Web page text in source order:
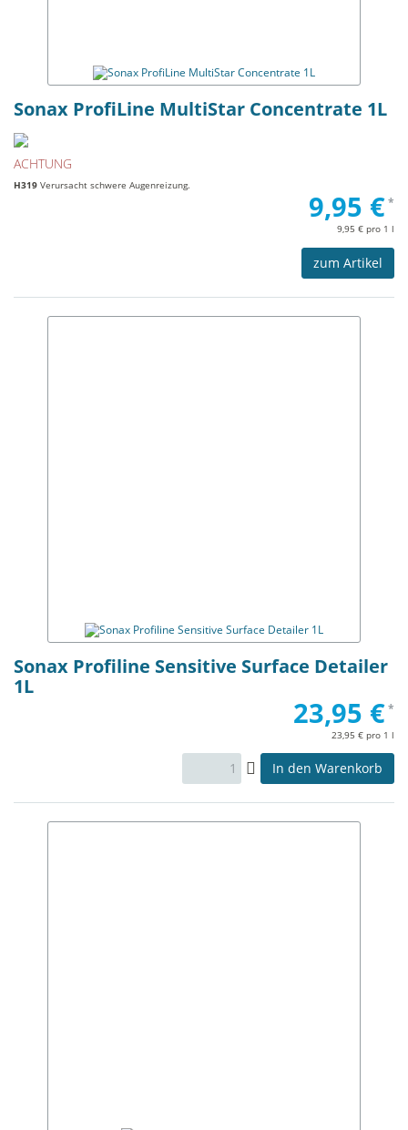
Sonax ProfiLine MultiStar Concentrate 1L
ACHTUNG
H319 Verursacht schwere Augenreizung.
9,95 €*
9,95 € pro 1 l
zum Artikel
Sonax Profiline Sensitive Surface Detailer
1L
23,95 €*
23,95 € pro 1 l
In den Warenkorb